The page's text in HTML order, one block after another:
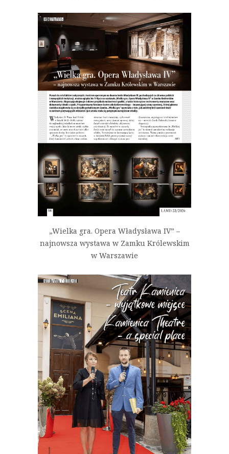
„Wielka gra. Opera Władysława IV” –
najnowsza wystawa w Zamku Królewskim
w Warszawie